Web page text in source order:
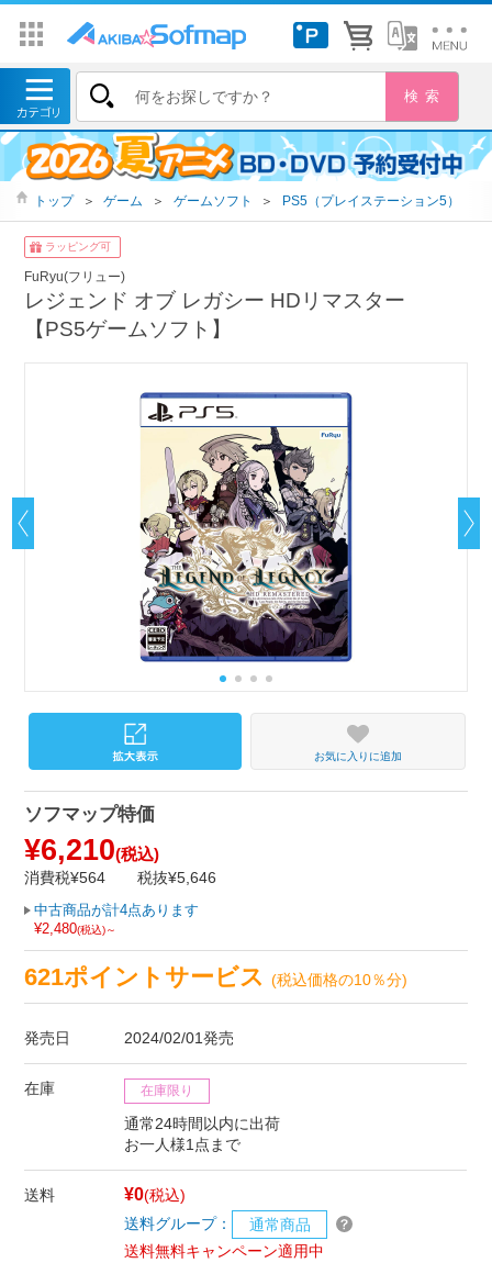
トップ ＞ ゲーム ＞ ゲームソフト ＞ PS5（プレイステーション5）
ラッピング可
FuRyu(フリュー)
レジェンド オブ レガシー HDリマスター
【PS5ゲームソフト】
お気に入りに追加
ソフマップ特価
¥6,210(税込)
消費税¥564 税抜¥5,646
中古商品が計4点あります
¥2,480(税込)～
621ポイントサービス(税込価格の10％分)
発売日 2024/02/01発売
在庫 在庫限り
通常24時間以内に出荷
お一人様1点まで
送料 ¥0(税込)
送料グループ：
通常商品
送料無料キャンペーン適用中